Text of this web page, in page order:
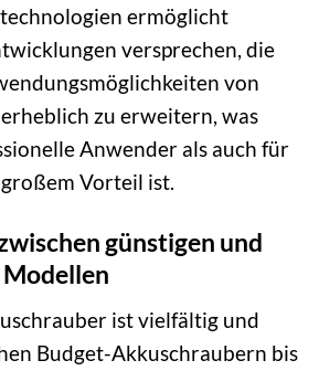
ermöglicht
versprechen, die
von
zu erweitern, was
Anwender als auch für
Vorteil ist.
günstigen und
ist vielfältig und
Budget-Akkuschraubern bis